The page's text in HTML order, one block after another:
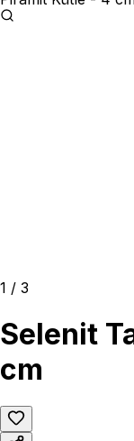
1 / 3
Selenit
cm